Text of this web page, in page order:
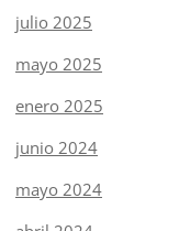
julio 2025
mayo 2025
enero 2025
junio 2024
mayo 2024